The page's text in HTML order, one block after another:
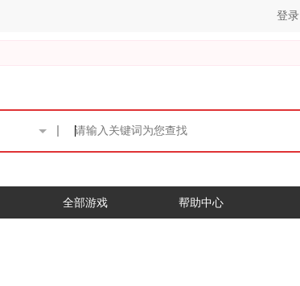
登录
全部游戏 帮助中心